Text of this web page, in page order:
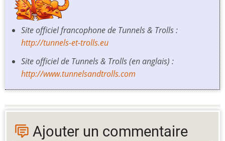
Site officiel francophone de Tunnels & Trolls :
http://tunnels-et-trolls.eu
Site officiel de Tunnels & Trolls (en anglais) :
http://www.tunnelsandtrolls.com
Ajouter un commentaire